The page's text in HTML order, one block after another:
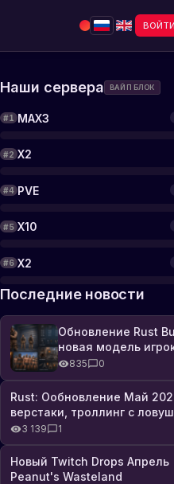
ВОЙТИ
Наши сервера ВАЙП БЛОК
#1 MAX3
#2 X2
#4 PVE
#5 X10
#6 X2
Последние новости
Обновление Rust
новая модель
броня, Industrial
список изменений
835 0
Rust: Ообновление Май
верстаки, троллинг с
DLC3 139 1
Новый Twitch Drops Апрель
Peanut's Wasteland